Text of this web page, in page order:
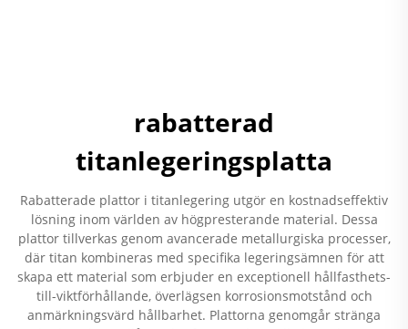
rabatterad
titanlegeringsplatta
Rabatterade plattor i titanlegering utgör en kostnadseffektiv
lösning inom världen av högpresterande material. Dessa
plattor tillverkas genom avancerade metallurgiska processer,
där titan kombineras med specifika legeringsämnen för att
skapa ett material som erbjuder en exceptionell hållfasthets-
till-viktförhållande, överlägsen korrosionsmotstånd och
anmärkningsvärd hållbarhet. Plattorna genomgår stränga